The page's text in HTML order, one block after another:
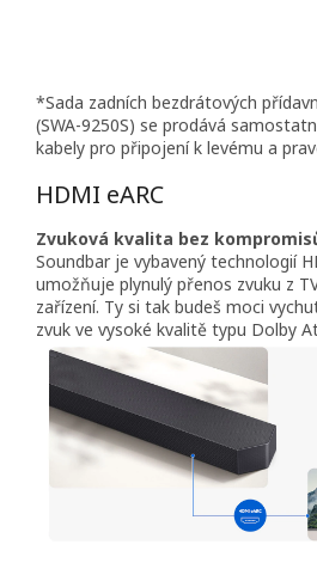
*Sada zadních bezdrátových
(SWA-9250S) se prodává
kabely pro připojení k levému a
HDMI eARC
Zvuková kvalita bez
Soundbar je vybavený technologií
umožňuje plynulý přenos zvuku z
zařízení. Ty si tak budeš moci
zvuk ve vysoké kvalitě typu Dolby